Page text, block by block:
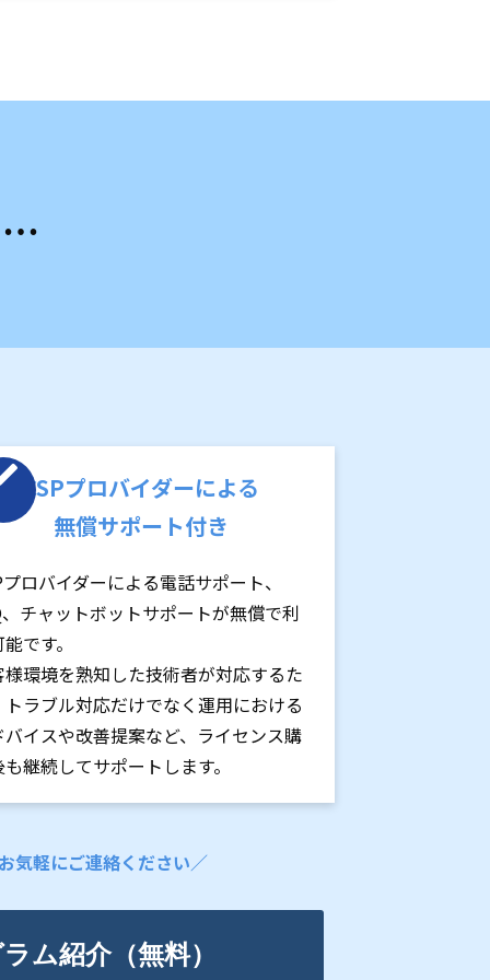
…
CSPプロバイダーによる
無償サポート付き
ロバイダーによる電話サポート、
、チャットボットサポートが無償で利
です。
環境を熟知した技術者が対応するた
ラブル対応だけでなく運用における
イスや改善提案など、ライセンス購
継続してサポートします。
気軽にご連絡ください／
ム紹介（無料）